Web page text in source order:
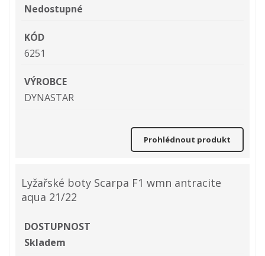
Nedostupné
KÓD
6251
VÝROBCE
DYNASTAR
Prohlédnout produkt
Lyžařské boty Scarpa F1 wmn antracite
aqua 21/22
DOSTUPNOST
Skladem